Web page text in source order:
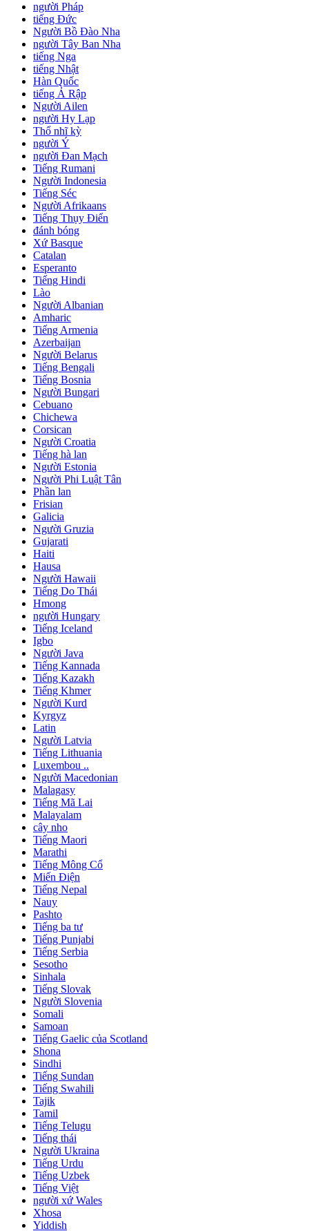
người Pháp
tiếng Đức
Người Bồ Đào Nha
người Tây Ban Nha
tiếng Nga
tiếng Nhật
Hàn Quốc
tiếng Ả Rập
Người Ailen
người Hy Lạp
Thổ nhĩ kỳ
người Ý
người Đan Mạch
Tiếng Rumani
Người Indonesia
Tiếng Séc
Người Afrikaans
Tiếng Thụy Điển
đánh bóng
Xứ Basque
Catalan
Esperanto
Tiếng Hindi
Lào
Người Albanian
Amharic
Tiếng Armenia
Azerbaijan
Người Belarus
Tiếng Bengali
Tiếng Bosnia
Người Bungari
Cebuano
Chichewa
Corsican
Người Croatia
Tiếng hà lan
Người Estonia
Người Phi Luật Tân
Phần lan
Frisian
Galicia
Người Gruzia
Gujarati
Haiti
Hausa
Người Hawaii
Tiếng Do Thái
Hmong
người Hungary
Tiếng Iceland
Igbo
Người Java
Tiếng Kannada
Tiếng Kazakh
Tiếng Khmer
Người Kurd
Kyrgyz
Latin
Người Latvia
Tiếng Lithuania
Luxembou ..
Người Macedonian
Malagasy
Tiếng Mã Lai
Malayalam
cây nho
Tiếng Maori
Marathi
Tiếng Mông Cổ
Miến Điện
Tiếng Nepal
Nauy
Pashto
Tiếng ba tư
Tiếng Punjabi
Tiếng Serbia
Sesotho
Sinhala
Tiếng Slovak
Người Slovenia
Somali
Samoan
Tiếng Gaelic của Scotland
Shona
Sindhi
Tiếng Sundan
Tiếng Swahili
Tajik
Tamil
Tiếng Telugu
Tiếng thái
Người Ukraina
Tiếng Urdu
Tiếng Uzbek
Tiếng Việt
người xứ Wales
Xhosa
Yiddish